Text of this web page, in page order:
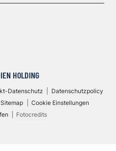
HOLDING
Datenschutz
Datenschutzpolicy
Cookie Einstellungen
Fotocredits